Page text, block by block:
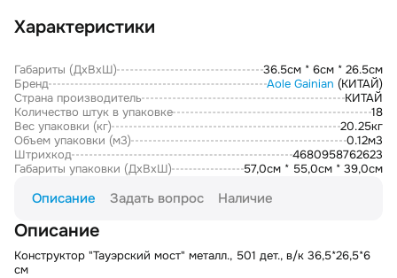
Характеристики
Габариты (ДxВxШ)
36.5см * 6см * 26.5см
Бренд
Aole Gainian (КИТАЙ)
Страна производитель
КИТАЙ
Количество штук в упаковке
18
Вес упаковки (кг)
20.25кг
Объем упаковки (м3)
0.12м3
Штрихкод
4680958762623
Габариты упаковки (ДxВxШ)
57,0см * 55,0см * 39,0см
Описание Задать вопрос Наличие
Описание
Конструктор "Тауэрский мост" металл., 501 дет., в/к 36,5*26,5*6
см